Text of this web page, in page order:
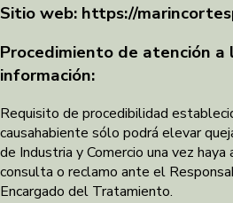
Sitio web: https://
Procedimiento de atención
información:
Requisito de procedibilidad
causahabiente sólo podrá elevar
de Industria y Comercio una vez
consulta o reclamo ante el
Encargado del Tratamiento.